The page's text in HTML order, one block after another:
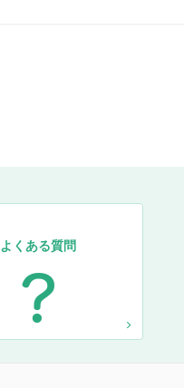
よくある質問